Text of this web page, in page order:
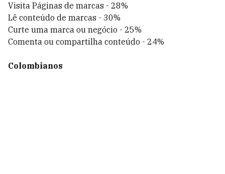
Visita Páginas de marcas - 28%
Lê conteúdo de marcas - 30%
Curte uma marca ou negócio - 25%
Comenta ou compartilha conteúdo - 24%
Colombianos